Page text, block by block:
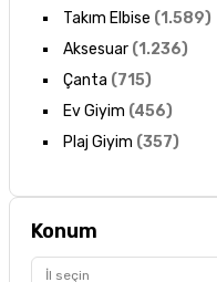
Takım Elbise (1.589)
Aksesuar(1.236)
Çanta (715)
Ev Giyim (456)
Plaj Giyim (357)
Konum
İl seçin